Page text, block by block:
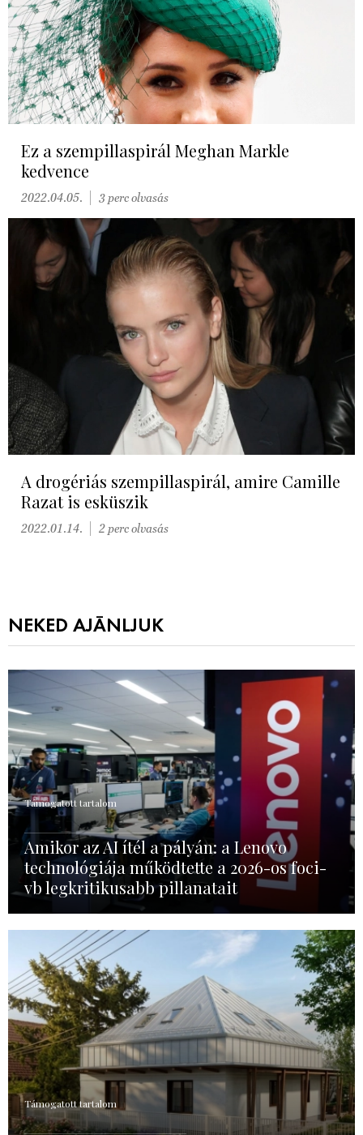
Ez a szempillaspirál Meghan Markle
kedvence
2022.04.05. 3 perc olvasás
A drogériás szempillaspirál, amire Camille
Razat is esküszik
2022.01.14. 2 perc olvasás
NEKED AJÁNLJUK
Támogatott tartalom
Amikor az AI ítél a pályán: a Lenovo
technológiája működtette a 2026-os foci-
vb legkritikusabb pillanatait
Támogatott tartalom